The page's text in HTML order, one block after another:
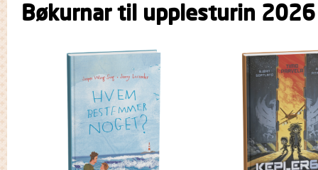
Bøkurnar til upplesturin 2026